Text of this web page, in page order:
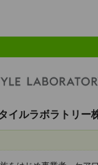
イルラボラトリー